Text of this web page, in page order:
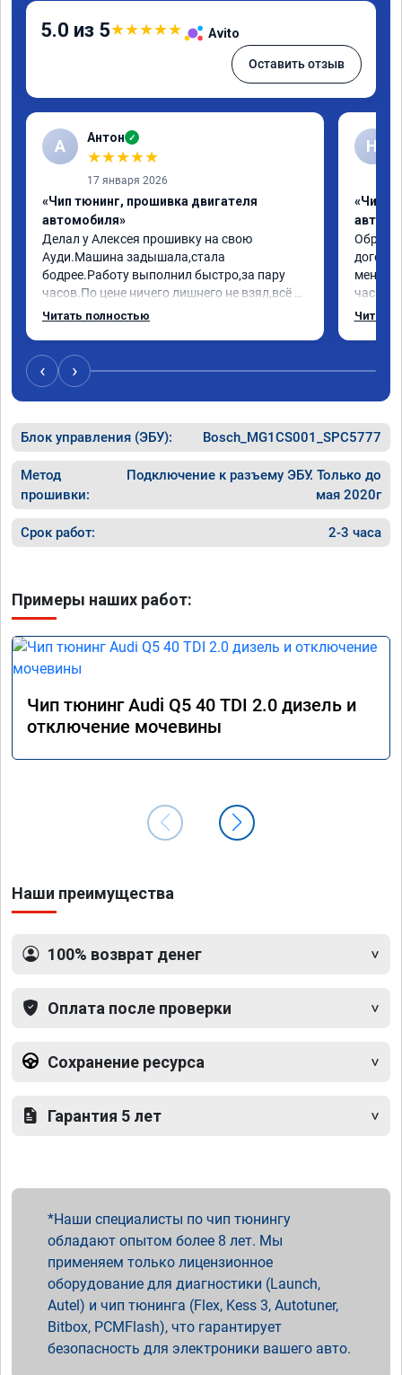
5.0 из 5★★★★★ Avito
Оставить отзыв
А Антон ✓
★★★★★
17 января 2026
«Чип тюнинг, прошивка двигателя
автомобиля»
Делал у Алексея прошивку на свою
Ауди.Машина задышала,стала
бодрее.Работу выполнил быстро,за пару
часов.По цене ничего лишнего не взял,всё
как договаривались заранее.После работы
случае поломки авто.Однозначно
рекомендую Алексея как грамотного
специалиста!
Читать полностью
Н
«Чип
меня
час
Арман
Читать
‹ ›
Блок управления (ЭБУ): Bosch_MG1CS001_SPC5777
Метод
прошивки:
Подключение к разъему ЭБУ. Только до
мая 2020г
Срок работ: 2-3 часа
Примеры наших работ:
Чип тюнинг Audi Q5 40 TDI 2.0 дизель и
отключение мочевины
Наши преимущества
100% возврат денег
Оплата после проверки
Сохранение ресурса
Гарантия 5 лет
Наши специалисты по чип тюнингу
обладают опытом более 8 лет. Мы
применяем только лицензионное
оборудование для диагностики (Launch,
Autel) и чип тюнинга (Flex, Kess 3, Autotuner,
Bitbox, PCMFlash), что гарантирует
безопасность для электроники вашего авто.